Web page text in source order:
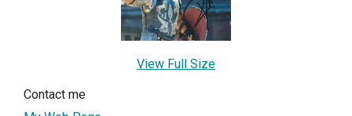
View Full Size
Contact me